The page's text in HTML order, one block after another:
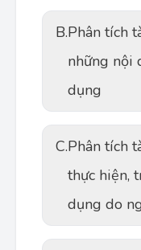
B.Phân tích
những nội
dụng
C.Phân tích
thực hiện,
dụng do